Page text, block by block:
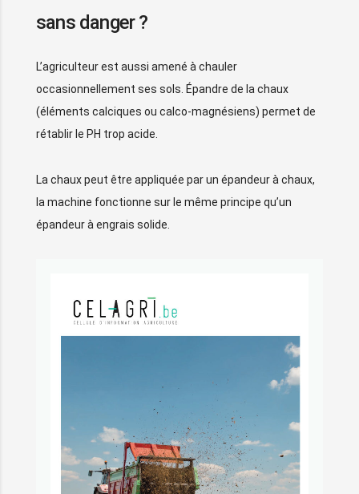
sans danger ?
L’agriculteur est aussi amené à chauler
occasionnellement ses sols. Épandre de la chaux
(éléments calciques ou calco-magnésiens) permet de
rétablir le PH trop acide.
La chaux peut être appliquée par un épandeur à chaux,
la machine fonctionne sur le même principe qu’un
épandeur à engrais solide.